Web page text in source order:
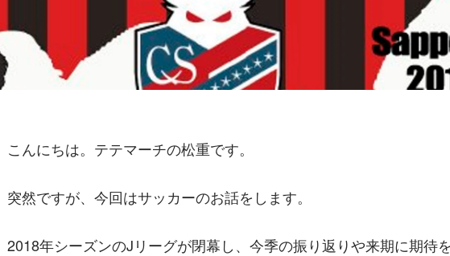
こんにちは。テテマーチの松重です。
突然ですが、今回はサッカーのお話をします。
2018年シーズンのJリーグが閉幕し、今季の振り返りや来期に期待